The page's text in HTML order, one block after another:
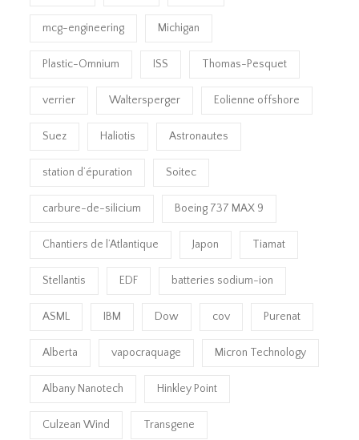
mcg-engineering Michigan
Plastic-Omnium ISS Thomas-Pesquet
verrier Waltersperger Eolienne offshore
Suez Haliotis Astronautes
station d’épuration Soitec
carbure-de-silicium Boeing 737 MAX 9
Chantiers de l’Atlantique Japon Tiamat
Stellantis EDF batteries sodium-ion
ASML IBM Dow cov Purenat
Alberta vapocraquage Micron Technology
Albany Nanotech Hinkley Point
Culzean Wind Transgene